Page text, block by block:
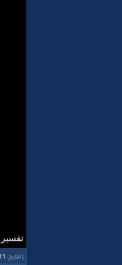
تفسير
| التاريخ: